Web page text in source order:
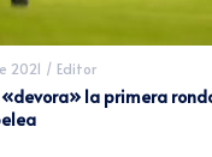
2021 / Editor
la primera